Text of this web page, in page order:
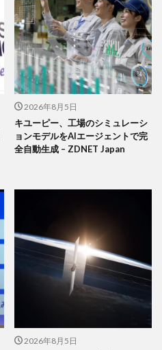
2026年8月5日
キユーピー、工場のシミュレーシ
ョンモデルをAIエージェントで完
全自動生成 – ZDNET Japan
2026年8月5日